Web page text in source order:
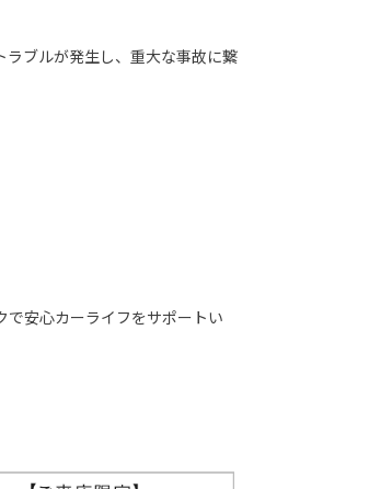
ブルが発生し、重大な事故に繋
安心カーライフをサポートい